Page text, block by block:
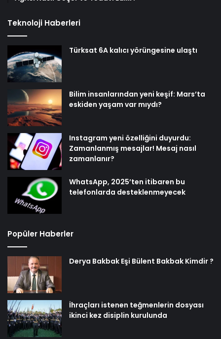
Teknoloji Haberleri
Türksat 6A kalıcı yörüngesine ulaştı
Bilim insanlarından yeni keşif: Mars’ta
eskiden yaşam var mıydı?
Instagram yeni özelliğini duyurdu:
Zamanlanmış mesajlar! Mesaj nasıl
zamanlanır?
WhatsApp, 2025’ten itibaren bu
telefonlarda desteklenmeyecek
Popüler Haberler
Derya Bakbak Eşi Bülent Bakbak Kimdir ?
İhraçları istenen teğmenlerin dosyası
ikinci kez disiplin kurulunda